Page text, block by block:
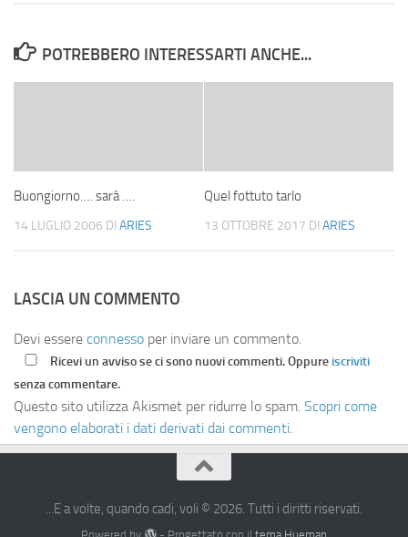
POTREBBERO INTERESSARTI ANCHE...
Buongiorno…. sarà ….
14 LUGLIO 2006 DI ARIES
Quel fottuto tarlo
13 OTTOBRE 2017 DI ARIES
LASCIA UN COMMENTO
Devi essere connesso per inviare un commento.
Ricevi un avviso se ci sono nuovi commenti. Oppure iscriviti
senza commentare.
Questo sito utilizza Akismet per ridurre lo spam. Scopri come
vengono elaborati i dati derivati dai commenti.
...E a volte, quando cadi, voli © 2026. Tutti i diritti riservati.